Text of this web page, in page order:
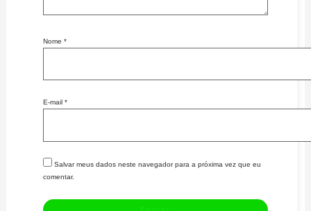
Nome *
E-mail *
Salvar meus dados neste navegador para a próxima vez que eu
comentar.